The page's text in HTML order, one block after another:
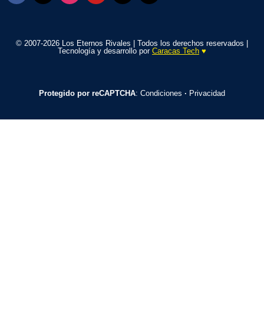
© 2007-2026 Los Eternos Rivales | Todos los derechos reservados |
Tecnología y desarrollo por Caracas Tech ♥️
Protegido por reCAPTCHA: Condiciones · Privacidad